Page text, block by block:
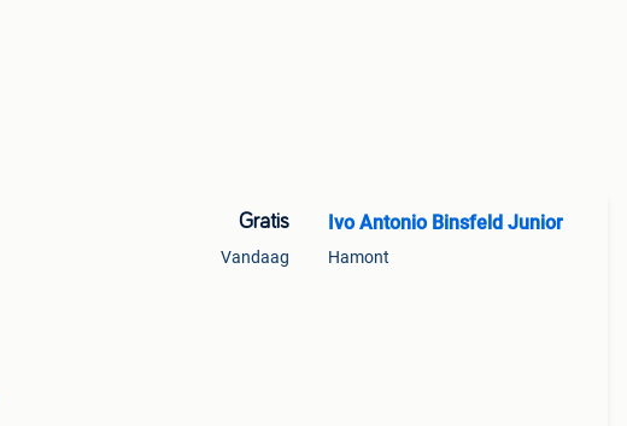
Gratis
Vandaag
Ivo Antonio Binsfeld Junior
Hamont